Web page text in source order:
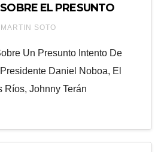
EL PRESUNTO
MARTIN SOTO
Un Presunto Intento De
Daniel Noboa, El
Ríos, Johnny Terán